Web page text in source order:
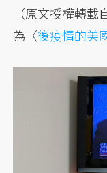
（原文授權轉載
為〈後疫情的美